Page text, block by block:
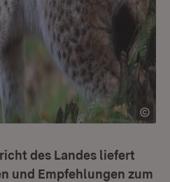
des Landes liefert
und Empfehlungen zum